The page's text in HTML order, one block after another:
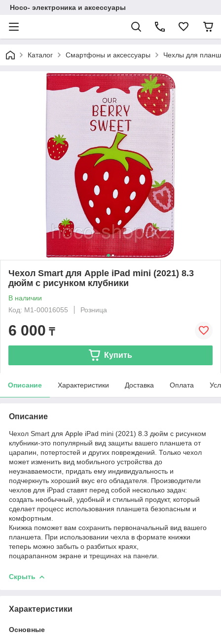
Hoco- электроника и аксессуары
Каталог Смартфоны и аксессуары Чехлы для
Чехол Smart для Apple iPad mini (2021) 8.3
дюйм с рисунком клубники
В наличии
Код: М1-00016055
Розница
6 000 ₸
Купить
Описание Характеристики Доставка Оплата
Описание
Чехол Smart для Apple iPad mini (2021) 8.3 дюйм с рисунком
клубники-это популярный вид защиты вашего планшета от
царапин, потертостей и других повреждений. Только чехол
может изменить вид мобильного устройства до
неузнаваемости, придать ему индивидуальность и
подчеркнуть хороший вкус его обладателя. Производители
чехлов для iPpad ставят перед собой несколько задач:
создать необычный, удобный и стильный продукт, который
сделает процесс использования планшета безопасным и
комфортным.
Книжка поможет вам сохранить первоначальный вид вашего
планшета. При использовании чехла в формате книжки
теперь можно забыть о разбитых краях,
поцарапанном экране и трещинах на панели.
Скрыть
Характеристики
Основные